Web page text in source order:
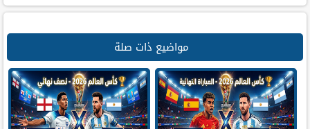
مواضيع ذات صلة